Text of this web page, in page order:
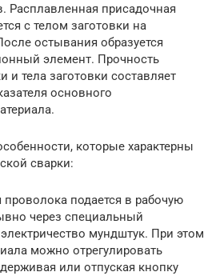
Расплавленная присадочная
с телом заготовки на
остывания образуется
элемент. Прочность
и тела заготовки составляет
основного
которые характерны
сварки:
проволока подается в рабочую
через специальный
мундштук. При этом
можно отрегулировать
или отпуская кнопку